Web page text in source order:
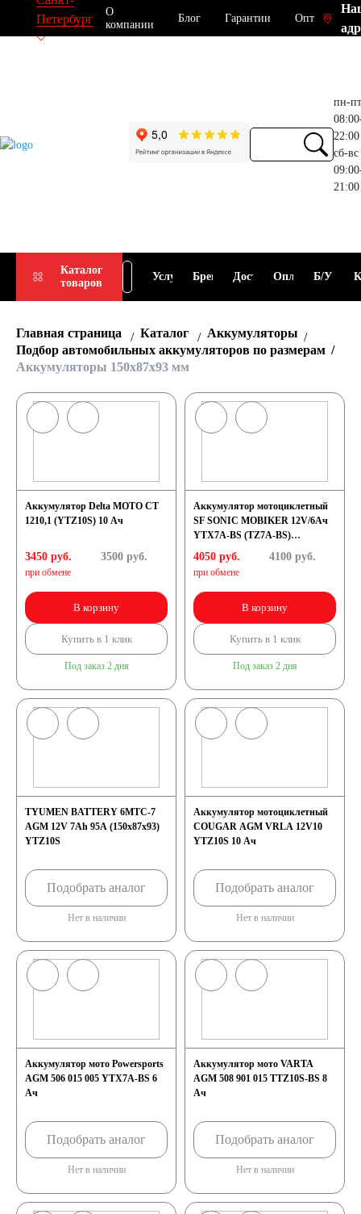
Петербург
О
компании
Блог Гарантии Опт
пн-пт
22:00
сб-вс
21:00
Каталог
товаров
Подбор
АКБ
Услуги Бренды ДоставкаОплата Б/У
Главная страница Каталог
Аккумуляторы
Подбор автомобильных аккумуляторов по размерам
Аккумуляторы 150x87x93 мм
Аккумулятор Delta МОТО CT
1210,1 (YTZ10S) 10 Ач
3450 руб.
при обмене
3500руб.
В корзину
Купить в 1 клик
Под заказ 2 дня
Аккумулятор мотоциклетный
SF SONIC MOBIKER 12V/6Ач
YTX7A-BS (TZ7A-BS)
(150x87x93)
4050 руб.
при обмене
4100руб.
В корзину
Купить в 1 клик
Под заказ 2 дня
TYUMEN BATTERY 6МТС-7
AGM 12V 7Ah 95А (150x87x93)
YTZ10S
Подобрать аналог
Нет в наличии
Аккумулятор мотоциклетный
COUGAR AGM VRLA 12V10
YTZ10S 10 Ач
Подобрать аналог
Нет в наличии
Аккумулятор мото Powersports
AGM 506 015 005 YTX7A-BS 6
Ач
Подобрать аналог
Нет в наличии
Аккумулятор мото VARTA
AGM 508 901 015 TTZ10S-BS 8
Ач
Подобрать аналог
Нет в наличии